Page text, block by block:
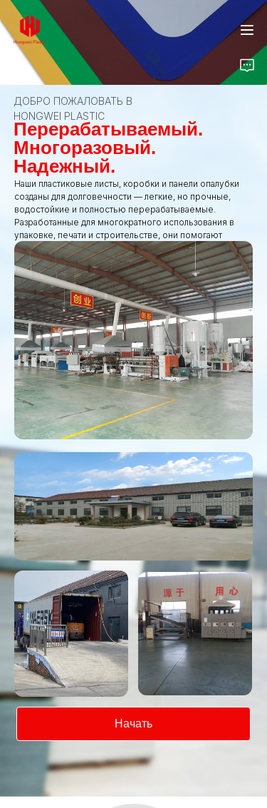
Перерабатываемый.
Многоразовый.
Надежный.
Наши пластиковые листы, коробки и панели опалубки
созданы для долговечности — легкие, но прочные,
водостойкие и полностью перерабатываемые.
Разработанные для многократного использования в
упаковке, печати и строительстве, они помогают
сократить отходы, обеспечивая надежную работу в
каждом применении.
Начать
ДОБРО ПОЖАЛОВАТЬ В
HONGWEI PLASTIC
Главная
Продукты
О нас
Инсайты
Контакт